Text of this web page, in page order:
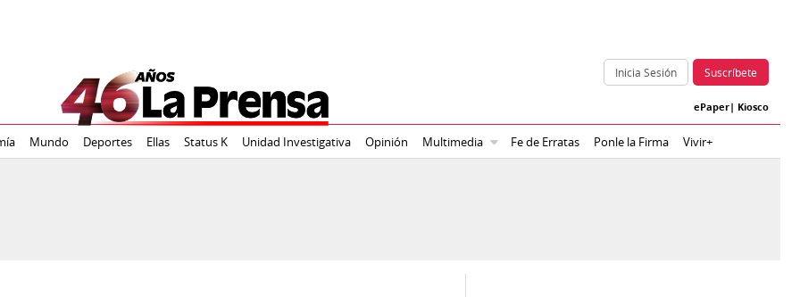
Inicia Sesión Suscríbete
ePaper| Kiosco
Mundo Deportes Ellas Status K Unidad Investigativa Opinión Multimedia Fe de Erratas Ponle la Firma Vivir+